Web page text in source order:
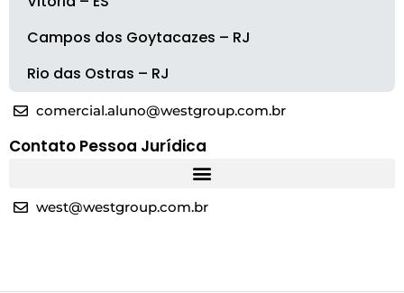
Campos dos Goytacazes – RJ
Rio das Ostras – RJ
comercial.aluno@westgroup.com.br
Contato Pessoa Jurídica
west@westgroup.com.br